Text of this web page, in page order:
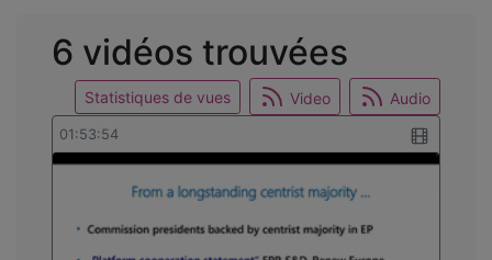
6 vidéos trouvées
Statistiques de vues Video Audio
01:53:54
osticket